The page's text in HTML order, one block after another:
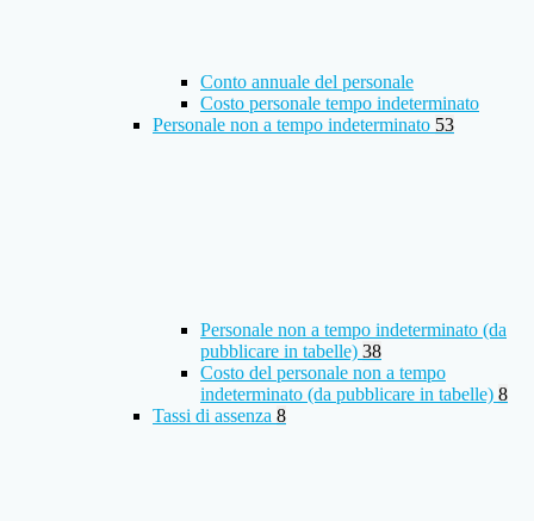
Conto annuale del personale
Costo personale tempo indeterminato
Personale non a tempo indeterminato 53
Personale non a tempo indeterminato (da
pubblicare in tabelle) 38
Costo del personale non a tempo
indeterminato (da pubblicare in tabelle) 8
Tassi di assenza 8